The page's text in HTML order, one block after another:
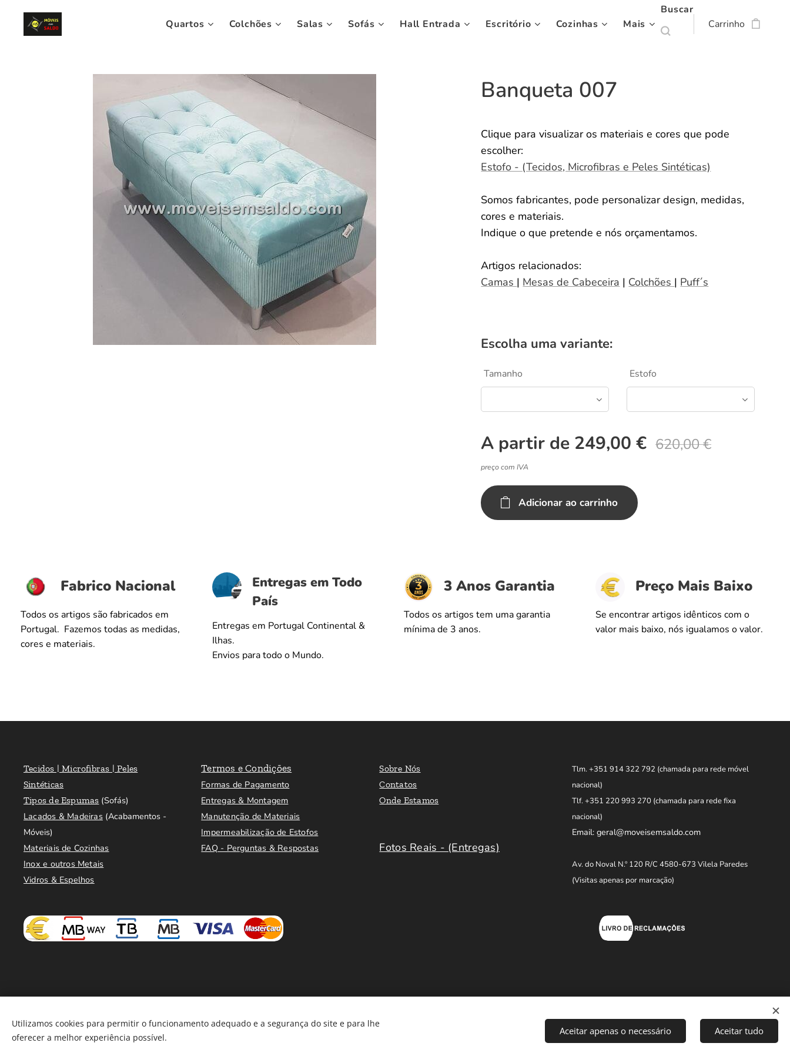
Quartos Colchões Salas Sofás Hall Entrada Escritório Cozinhas Mais
Buscar
Carrinho
Banqueta 007
Clique para visualizar os materiais e cores que pode
escolher:
Estofo - (Tecidos, Microfibras e Peles Sintéticas)
Somos fabricantes, pode personalizar design, medidas,
cores e materiais.
Indique o que pretende e nós orçamentamos.
Artigos relacionados:
Camas | Mesas de Cabeceira | Colchões | Puff´s
Escolha uma variante:
Tamanho Estofo
A partir de 249,00 € 620,00€
preço com IVA
Adicionar ao carrinho
Fabrico Nacional
Todos os artigos são fabricados em
Portugal. Fazemos todas as medidas,
cores e materiais.
Entregas em Todo
País
Entregas em Portugal Continental &
Ilhas.
Envios para todo o Mundo.
3 Anos Garantia
Todos os artigos tem uma garantia
mínima de 3 anos.
Preço Mais Baixo
Se encontrar artigos idênticos com o
valor mais baixo, nós igualamos o valor.
Tecidos | Microfibras | Peles
Sintéticas
Tipos de Espumas (Sofás)
Lacados & Madeiras(Acabamentos -
Móveis)
Materiais de Cozinhas
Inox e outros Metais
Vidros & Espelhos
Termos e Condições
Formas de Pagamento
Entregas & Montagem
Manutenção de Materiais
Impermeabilização de Estofos
FAQ - Perguntas & Respostas
Sobre Nós
Contatos
Onde Estamos
Fotos Reais - (Entregas)
Tlm. +351 914 322 792 (chamada para rede móvel
nacional)
Tlf. +351 220 993 270 (chamada para rede fixa
nacional)
Email: geral@moveisemsaldo.com
Av. do Noval N.º 120 R/C 4580-673 Vilela Paredes
(Visitas apenas por marcação)
Utilizamos cookies para permitir o funcionamento adequado e a segurança do site e para lhe
oferecer a melhor experiência possível.
Aceitar apenas o necessário Aceitar tudo